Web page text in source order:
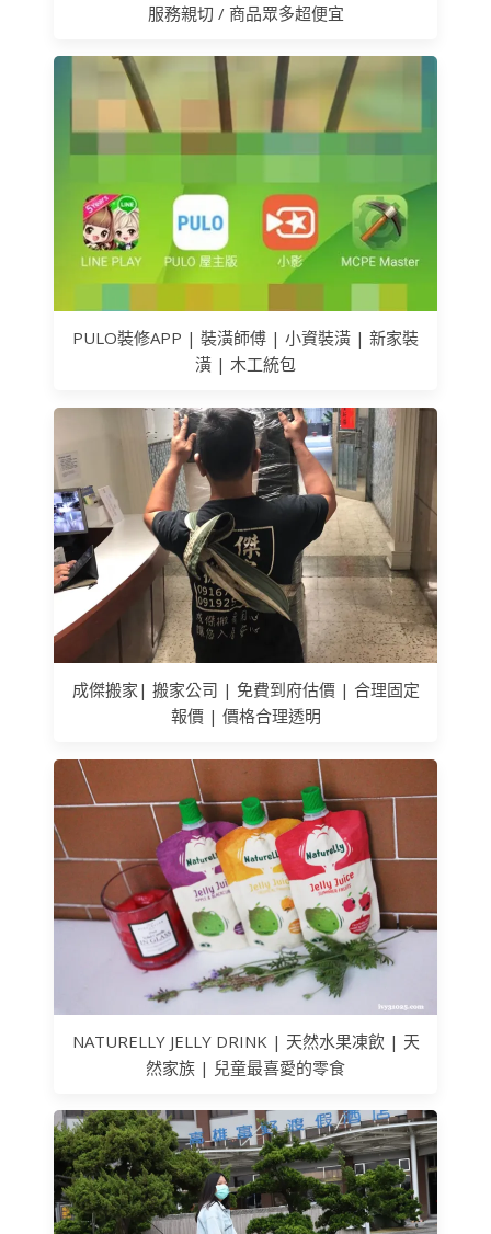
服務親切 / 商品眾多超便宜
PULO裝修APP | 裝潢師傅 | 小資裝潢 | 新家裝
潢 | 木工統包
成傑搬家| 搬家公司 | 免費到府估價 | 合理固定
報價 | 價格合理透明
NATURELLY JELLY DRINK | 天然水果凍飲 | 天
然家族 | 兒童最喜愛的零食